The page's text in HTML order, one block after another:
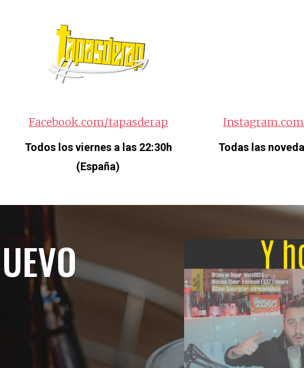
Facebook.com/tapasderap
Todos los viernes a las 22:30h
(España)
Todas las